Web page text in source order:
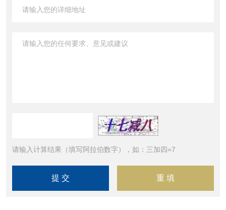
请输入计算结果（填写阿拉伯数字），如：三加四=7